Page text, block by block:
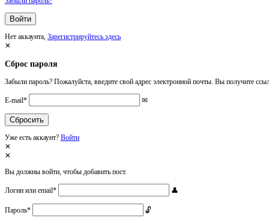
Нет аккаунта, Зарегистрируйтесь здесь
Сброс пароля
Забыли пароль? Пожалуйста, введите свой адрес электронной почты. Вы получите
E-mail*
Уже есть аккаунт? Войти
Вы должны войти, чтобы добавить пост.
Логин или email*
Пароль*